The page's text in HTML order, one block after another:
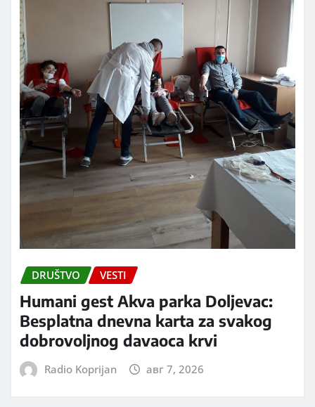
DRUŠTVO VESTI
Humani gest Akva parka Doljevac:
Besplatna dnevna karta za svakog
dobrovoljnog davaoca krvi
Radio Koprijan авг 7, 2026